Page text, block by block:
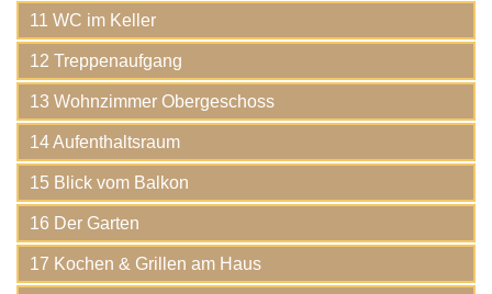
11 WC im Keller
12 Treppenaufgang
13 Wohnzimmer Obergeschoss
14 Aufenthaltsraum
15 Blick vom Balkon
16 Der Garten
17 Kochen & Grillen am Haus